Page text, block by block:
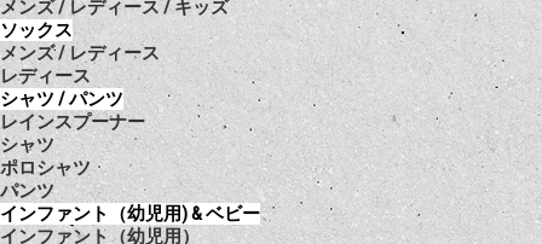
メンズ / レディース / キッズ
ソックス
メンズ / レディース
レディース
シャツ / パンツ
レインスプーナー
シャツ
ポロシャツ
パンツ
インファント（幼児用) & ベビー
インファント（幼児用）